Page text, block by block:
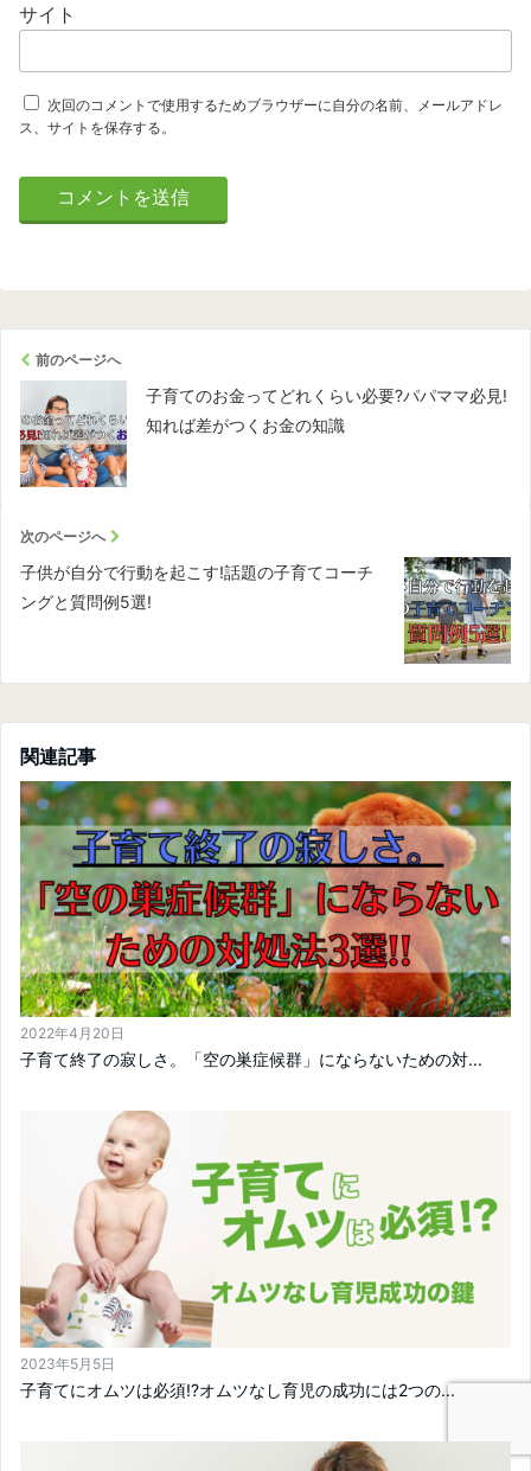
サイト
次回のコメントで使用するためブラウザーに自分の名前、メールアドレ
ス、サイトを保存する。
前のページへ
子育てのお金ってどれくらい必要?パパママ必見!
知れば差がつくお金の知識
次のページへ
子供が自分で行動を起こす!話題の子育てコーチ
ングと質問例5選!
関連記事
2022年4月20日
子育て終了の寂しさ。「空の巣症候群」にならないための対...
2023年5月5日
子育てにオムツは必須!?オムツなし育児の成功には2つの...